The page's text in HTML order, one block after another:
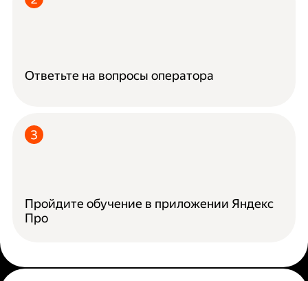
Ответьте на вопросы оператора
Пройдите обучение в приложении Яндекс
Про